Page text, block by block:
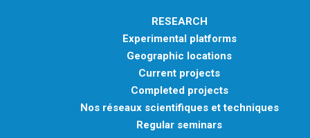
RESEARCH
Experimental platforms
Geographic locations
Current projects
Completed projects
Nos réseaux scientifiques et techniques
Regular seminars